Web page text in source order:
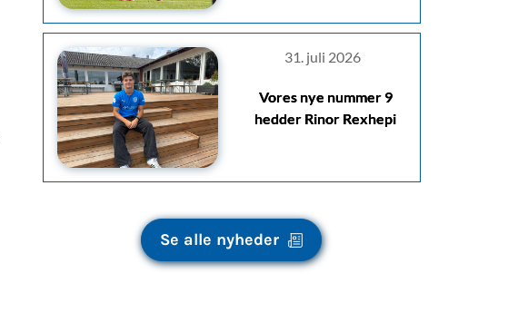
31. juli 2026
Vores nye nummer 9
hedder Rinor Rexhepi
Se alle nyheder